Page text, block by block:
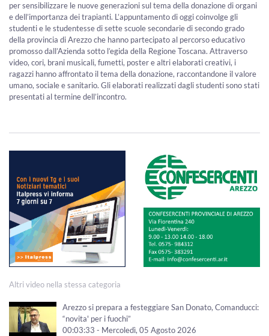
per sensibilizzare le nuove generazioni sul tema della donazione di organi
e dell’importanza dei trapianti. L’appuntamento di oggi coinvolge gli
studenti e le studentesse di sette scuole secondarie di secondo grado
della provincia di Arezzo che hanno partecipato al percorso educativo
promosso dall’Azienda sotto l’egida della Regione Toscana. Attraverso
video, cori, brani musicali, fumetti, poster e altri elaborati creativi, i
ragazzi hanno affrontato il tema della donazione, raccontandone il valore
umano, sociale e sanitario. Gli elaborati realizzati dagli studenti sono stati
presentati al termine dell’incontro.
Altri video nella stessa categoria
Arezzo si prepara a festeggiare San Donato, Comanducci:
“novita' per i fuochi”
00:03:33 - Mercoledì, 05 Agosto 2026